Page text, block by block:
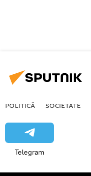
POLITICĂ SOCIETATE
Telegram